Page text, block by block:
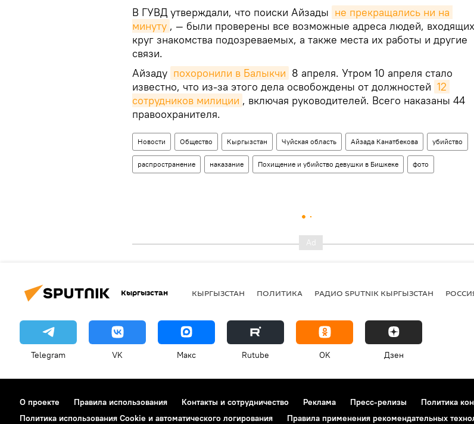
В ГУВД утверждали, что поиски Айзады не прекращались ни на
минуту , — были проверены все возможные адреса людей,
круг знакомства подозреваемых, а также места их работы и другие
связи.
Айзаду похоронили в Балыкчи 8 апреля. Утром 10 апреля стало
известно, что из-за этого дела освобождены от должностей 12
сотрудников милиции , включая руководителей. Всего наказаны 44
правоохранителя.
Новости Общество Кыргызстан Чуйская область Айзада Канатбекова убийство
распространение наказание Похищение и убийство девушки в Бишкеке фото
Кыргызстан КЫРГЫЗСТАН ПОЛИТИКА РАДИО SPUTNIK КЫРГЫЗСТАН
Telegram VK Макс Rutube OK Дзен
О проекте Правила использования Контакты и сотрудничество Реклама Пресс-релизы
Политика
Политика использования Cookie и автоматического логирования
Правила применения рекомендательных